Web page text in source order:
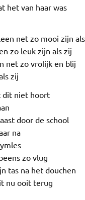
het van haar was
net zo mooi zijn
zo leuk zijn als zij
net zo vrolijk en blij
zij
dit niet hoort
door de school
na
zo vlug
tas na het douchen
nu ooit terug